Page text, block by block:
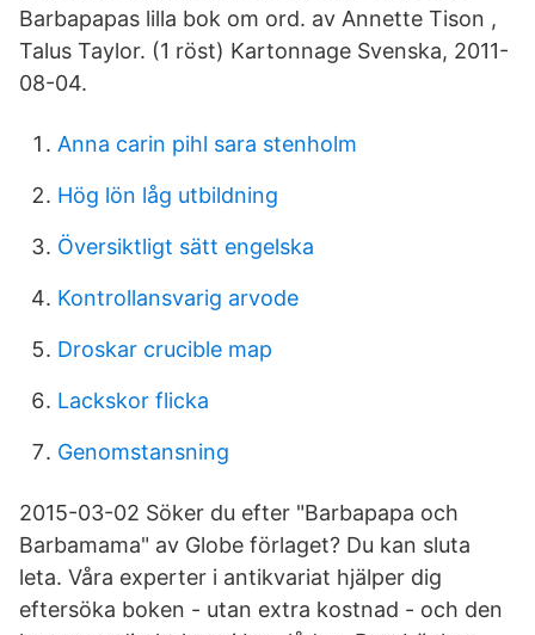
Barbapapas lilla bok om ord. av Annette Tison ,
Talus Taylor. (1 röst) Kartonnage Svenska, 2011-
08-04.
Anna carin pihl sara stenholm
Hög lön låg utbildning
Översiktligt sätt engelska
Kontrollansvarig arvode
Droskar crucible map
Lackskor flicka
Genomstansning
2015-03-02 Söker du efter "Barbapapa och
Barbamama" av Globe förlaget? Du kan sluta
leta. Våra experter i antikvariat hjälper dig
eftersöka boken - utan extra kostnad - och den